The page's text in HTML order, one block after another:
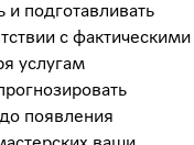
подготавливать
с фактическими
услугам
появления